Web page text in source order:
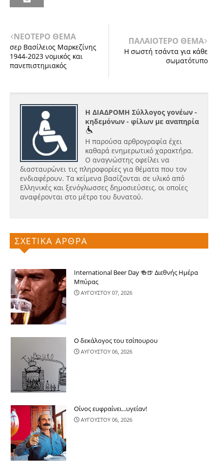
ΝΕΟΤΕΡΟ ΘΕΜΑ
σερ Βασίλειος Μαρκεζίνης
1944-2023 νομικός και
πανεπιστημιακός
ΠΑΛΑΙΟΤΕΡΟ ΘΕΜΑ
Η σωστή τσάντα για κάθε
σωματότυπο
Η ΔΙΑΔΡΟΜΗ Σύλλογος γονέων -
κηδεμόνων - φίλων με αναπηρία
Η παρούσα αρθρογραφία έχει
καθαρά ενημερωτικό χαρακτήρα.
Ο αναγνώστης οφείλει να
διασταυρώνει τις πληροφορίες για θέματα που τον
ενδιαφέρουν. Τα κείμενα βασίζονται σε υλικό από
Ελληνικές και ξενόγλωσσες δημοσιεύσεις, οι οποίες
αναφέρονται στο μέτρο του δυνατού.
ΣΧΕΤΙΚΑ ΑΡΘΡΑ
International Beer Day 🍻🍺 Διεθνής Ημέρα
Μπύρας
ΑΥΓΟΥΣΤΟΥ 07, 2026
Ο δεκάλογος του τσίπουρου
ΑΥΓΟΥΣΤΟΥ 06, 2026
Οίνος ευφραίνει...υγείαν!
ΑΥΓΟΥΣΤΟΥ 06, 2026